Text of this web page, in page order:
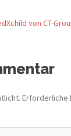
von CT-
Erforderliche